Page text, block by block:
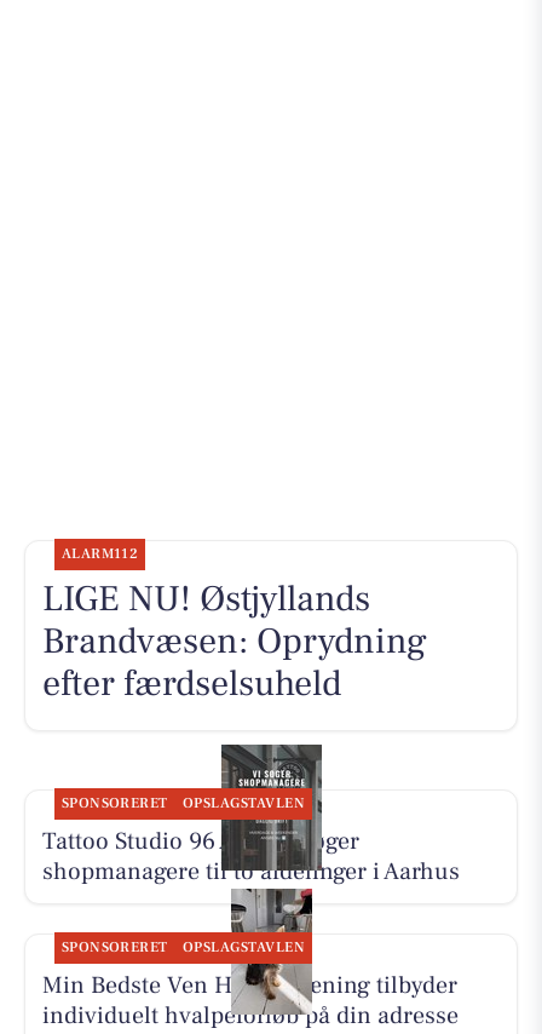
ALARM112
LIGE NU! Østjyllands
Brandvæsen: Oprydning
efter færdselsuheld
SPONSORERET OPSLAGSTAVLEN
Tattoo Studio 96 Aarhus søger
shopmanagere til to afdelinger i Aarhus
SPONSORERET OPSLAGSTAVLEN
Min Bedste Ven Hundetræning tilbyder
individuelt hvalpeforløb på din adresse